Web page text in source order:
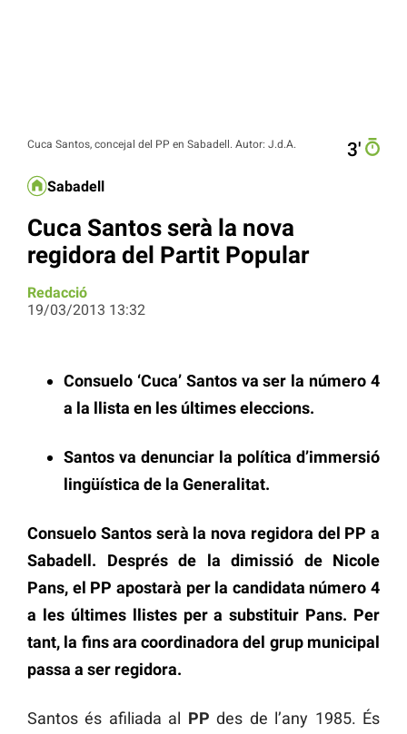
Cuca Santos, concejal del PP en Sabadell. Autor: J.d.A. 3′
Sabadell
Cuca Santos serà la nova
regidora del Partit Popular
Redacció
19/03/2013 13:32
Consuelo ‘Cuca’ Santos va ser la número 4
a la llista en les últimes eleccions.
Santos va denunciar la política d’immersió
lingüística de la Generalitat.
Consuelo Santos serà la nova regidora del PP a
Sabadell. Després de la dimissió de Nicole
Pans, el PP apostarà per la candidata número 4
a les últimes llistes per a substituir Pans. Per
tant, la fins ara coordinadora del grup municipal
passa a ser regidora.
Santos és afiliada al PP des de l’any 1985. És